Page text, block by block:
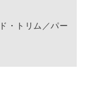
・トリム／パー